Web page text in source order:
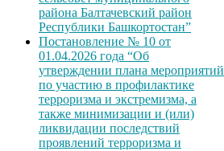
района Балтачевский район
Республики Башкортостан”
Постановление № 10 от
01.04.2026 года “Об
утверждении плана мероприятий
по участию в профилактике
терроризма и экстремизма, а
также минимизации и (или)
ликвидации последствий
проявлений терроризма и